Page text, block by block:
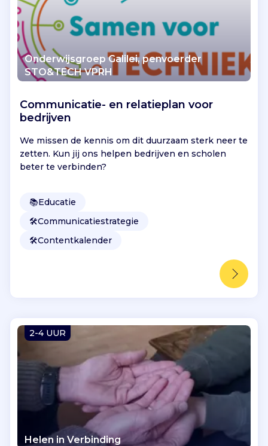
Onderwijsgroep Galilei, penvoerder
STO&TECH VPRH
Communicatie- en relatieplan voor
bedrijven
We missen de kennis om dit duurzaam sterk neer te
zetten. Kun jij ons helpen bedrijven en scholen
beter te verbinden?
📚Educatie
🛠️Communicatiestrategie
🛠️Contentkalender
2-4 UUR
Helen in Verbinding